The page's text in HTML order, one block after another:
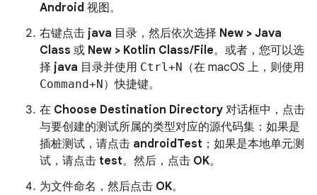
Android 视图。
右键点击 java 目录，然后依次选择 New > Java
Class 或 New > Kotlin Class/File。或者，您可以选
择 java 目录并使用 Ctrl+N （在 macOS 上，则使用
Command+N ）快捷键。
在 Choose Destination Directory 对话框中，点击
与要创建的测试所属的类型对应的源代码集：如果是
插桩测试，请点击 androidTest ；如果是本地单元测
试，请点击 test。然后，点击 OK。
为文件命名，然后点击 OK。